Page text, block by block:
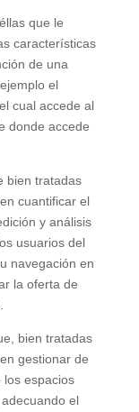
que le
características
de una
el
cual accede al
donde accede
bien tratadas
cuantificar el
y análisis
usuarios del
navegación en
la oferta de
bien tratadas
gestionar de
los espacios
el